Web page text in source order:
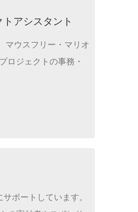
アシスタント
マウスフリー・マリオ
ロジェクトの事務・
ポートしています。